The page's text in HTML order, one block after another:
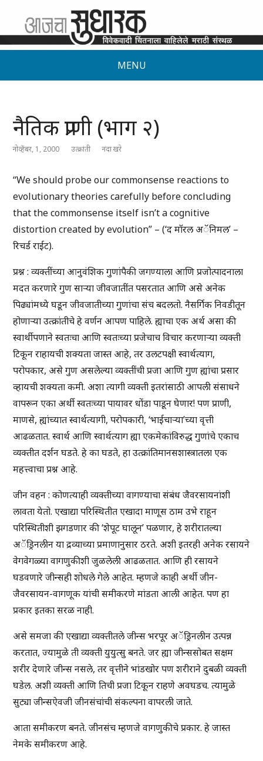
MENU
नैतिक प्राणी (भाग २)
नोव्हेंबर, 1, 2000 उत्क्रांती नंदा खरे
“We should probe our commonsense reactions to
evolutionary theories carefully before concluding
that the commonsense itself isn’t a cognitive
distortion created by evolution” – (‘द मॉरल अॅनिमल’ –
रिचर्ड राईट).
प्रश्न : व्यक्तींच्या आनुवंशिक गुणांपैकी जगण्याला आणि प्रजोत्पादनाला
मदत करणारे गुण साऱ्या जीवजातींत पसरतात आणि असे अनेक
पिढ्यांमध्ये घडून जीवजातीच्या गुणांचा संच बदलतो. नैसर्गिक निवडीतून
होणाऱ्या उत्क्रांतीचे हे वर्णन आपण पाहिले. ह्याचा एक अर्थ असा की
स्वार्थीपणाने स्वतःचा आणि स्वतःच्या प्रजेचाच विचार करणाऱ्या व्यक्ती
टिकून राहायची शक्यता जास्त आहे, तर उलटपक्षी स्वार्थत्याग,
परोपकार, असे गुण असलेल्या व्यक्तींची प्रजा आणि गुण ह्यांचा प्रसार
व्हायची शक्यता कमी. अशा त्यागी व्यक्ती इतरांसाठी आपली संसाधने
वापरून एका अर्थी स्वतःच्या पायावर धोंडा पाडून घेणार! पण प्राणी,
माणसे, ह्यांच्यात स्वार्थत्यागी, परोपकारी, ‘भाईचाऱ्या’च्या वृत्ती
आढळतात. स्वार्थ आणि स्वार्थत्याग ह्या एकमेकांविरुद्ध गुणांचे एकाच
व्यक्तीत दर्शन घडते. हे का घडते, हा उत्क्रांतिमानसशास्त्रातला एक
महत्त्वाचा प्रश्न आहे.
जीन वहन : कोणत्याही व्यक्तीच्या वागण्याचा संबंध जैवरसायनांशी
लावता येतो. एखाद्या परिस्थितीत एखादा माणूस ठाम उभे राहून
परिस्थितीशी झगडणार की ‘शेपूट घालून’ पळणार, हे शरीरातल्या
अॅड्रिनलीन या द्रव्याच्या प्रमाणानुसार ठरते. अशी इतरही अनेक रसायने
वेगवेगळ्या वागणुकीशी जुळलेली आढळतात. आणि ही रसायने
घडवणारे जीन्सही शोधले गेले आहेत. म्हणजे काही अर्थी जीन-
जैवरसायन-वागणूक यांची समीकरणे मांडता आली आहेत. पण हा
प्रकार इतका सरळ नाही.
असे समजा की एखाद्या व्यक्तीतले जीन्स भरपूर अॅड्रिनलीन उत्पन्न
करतात, ज्यामुळे ती व्यक्ती युयुत्सु बनते. जर ह्या जीन्ससोबत सक्षम
शरीर देणारे जीन्स नसले, तर वृत्तीने भांडखोर पण शरीराने दुबळी व्यक्ती
घडेल. अशी व्यक्ती आणि तिची प्रजा टिकून राहणे अवघडच. त्यामुळे
सुट्या जीन्सऐवजी जीनसंचांची संकल्पना वापरली जाते.
आता समीकरण बनते. जीनसंच म्हणजे वागणुकीचे प्रकार. हे जास्त
नेमके समीकरण आहे.